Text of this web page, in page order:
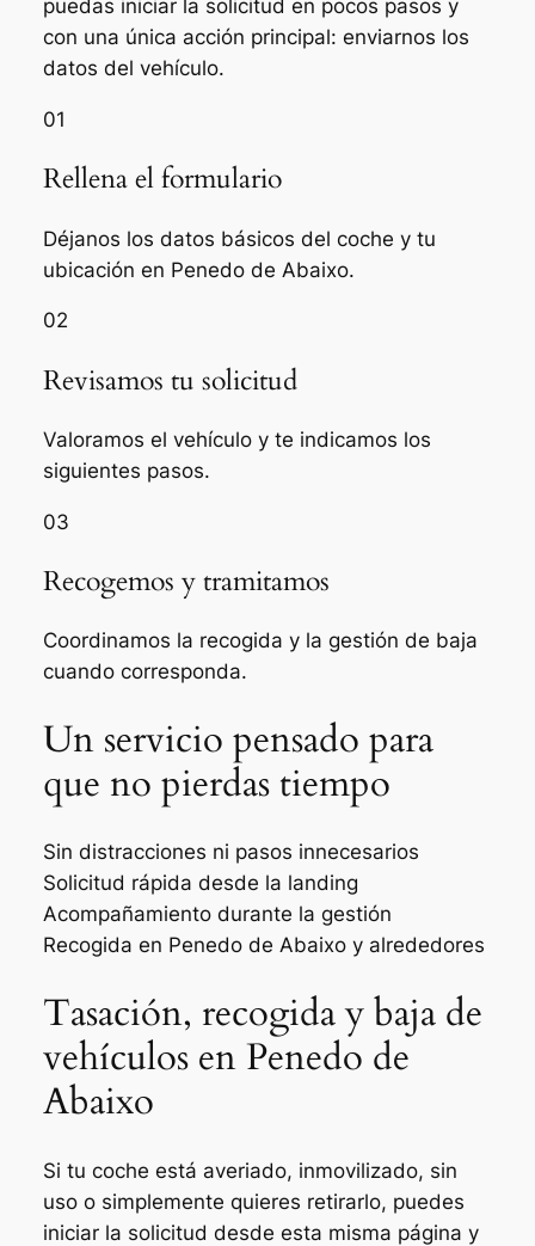
puedas iniciar la solicitud en pocos pasos y
con una única acción principal: enviarnos los
datos del vehículo.
01
Rellena el formulario
Déjanos los datos básicos del coche y tu
ubicación en Penedo de Abaixo.
02
Revisamos tu solicitud
Valoramos el vehículo y te indicamos los
siguientes pasos.
03
Recogemos y tramitamos
Coordinamos la recogida y la gestión de baja
cuando corresponda.
Un servicio pensado para
que no pierdas tiempo
Sin distracciones ni pasos innecesarios
Solicitud rápida desde la landing
Acompañamiento durante la gestión
Recogida en Penedo de Abaixo y alrededores
Tasación, recogida y baja de
vehículos en Penedo de
Abaixo
Si tu coche está averiado, inmovilizado, sin
uso o simplemente quieres retirarlo, puedes
iniciar la solicitud desde esta misma página y